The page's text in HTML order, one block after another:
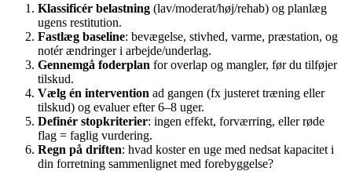
Klassificér belastning (lav/moderat/høj/rehab) og planlæg
ugens restitution.
Fastlæg baseline: bevægelse, stivhed, varme, præstation, og
notér ændringer i arbejde/underlag.
Gennemgå foderplan for overlap og mangler, før du tilføjer
tilskud.
Vælg én intervention ad gangen (fx justeret træning eller
tilskud) og evaluer efter 6–8 uger.
Definér stopkriterier: ingen effekt, forværring, eller røde
flag = faglig vurdering.
Regn på driften: hvad koster en uge med nedsat kapacitet i
din forretning sammenlignet med forebyggelse?